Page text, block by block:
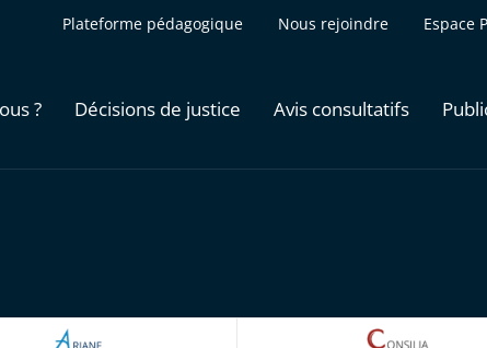
Plateforme pédagogique Nous rejoindre Espace
? Décisions de justice Avis consultatifs
ARIANEWEB